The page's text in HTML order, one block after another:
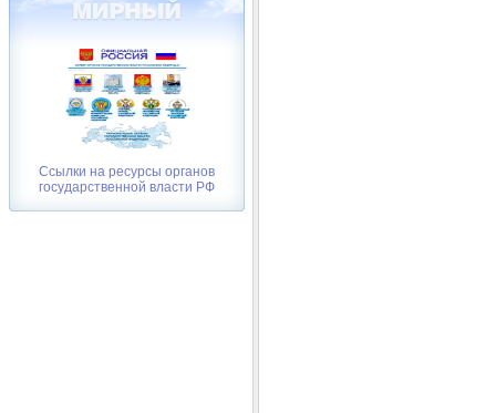
Ссылки на ресурсы органов
государственной власти РФ